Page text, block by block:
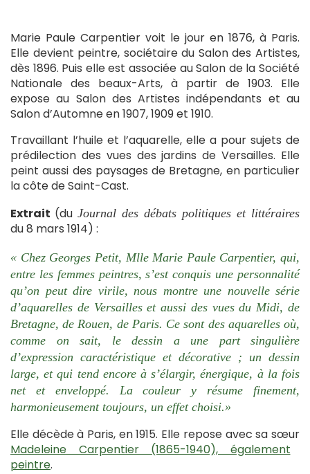
Marie Paule Carpentier voit le jour en 1876, à Paris.
Elle devient peintre, sociétaire du Salon des Artistes,
dès 1896. Puis elle est associée au Salon de la Société
Nationale des beaux-Arts, à partir de 1903. Elle
expose au Salon des Artistes indépendants et au
Salon d’Automne en 1907, 1909 et 1910.
Travaillant l’huile et l’aquarelle, elle a pour sujets de
prédilection des vues des jardins de Versailles. Elle
peint aussi des paysages de Bretagne, en particulier
la côte de Saint-Cast.
Extrait (du Journal des débats politiques et littéraires
du 8 mars 1914) :
« Chez Georges Petit, Mlle Marie Paule Carpentier, qui,
entre les femmes peintres, s’est conquis une personnalité
qu’on peut dire virile, nous montre une nouvelle série
d’aquarelles de Versailles et aussi des vues du Midi, de
Bretagne, de Rouen, de Paris. Ce sont des aquarelles où,
comme on sait, le dessin a une part singulière
d’expression caractéristique et décorative ; un dessin
large, et qui tend encore à s’élargir, énergique, à la fois
net et enveloppé. La couleur y résume finement,
harmonieusement toujours, un effet choisi.»
Elle décède à Paris, en 1915. Elle repose avec sa sœur
Madeleine Carpentier (1865-1940), également
peintre.